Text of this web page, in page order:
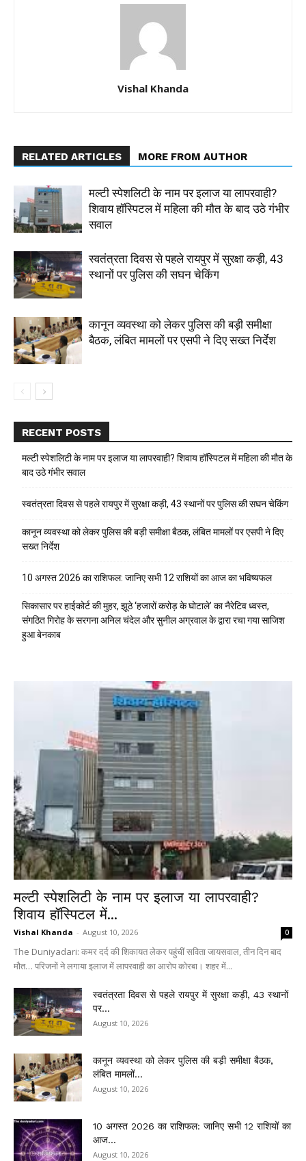
Vishal Khanda
RELATED ARTICLES MORE FROM AUTHOR
मल्टी स्पेशलिटी के नाम पर इलाज या लापरवाही?
शिवाय हॉस्पिटल में महिला की मौत के बाद उठे गंभीर
सवाल
स्वतंत्रता दिवस से पहले रायपुर में सुरक्षा कड़ी, 43
स्थानों पर पुलिस की सघन चेकिंग
कानून व्यवस्था को लेकर पुलिस की बड़ी समीक्षा
बैठक, लंबित मामलों पर एसपी ने दिए सख्त निर्देश
RECENT POSTS
मल्टी स्पेशलिटी के नाम पर इलाज या लापरवाही? शिवाय हॉस्पिटल में महिला की मौत के
बाद उठे गंभीर सवाल
स्वतंत्रता दिवस से पहले रायपुर में सुरक्षा कड़ी, 43 स्थानों पर पुलिस की सघन चेकिंग
कानून व्यवस्था को लेकर पुलिस की बड़ी समीक्षा बैठक, लंबित मामलों पर एसपी ने दिए
सख्त निर्देश
10 अगस्त 2026 का राशिफल: जानिए सभी 12 राशियों का आज का भविष्यफल
सिकासार पर हाईकोर्ट की मुहर, झूठे ‘हजारों करोड़ के घोटाले’ का नैरेटिव ध्वस्त,
संगठित गिरोह के सरगना अनिल चंदेल और सुनील अग्रवाल के द्वारा रचा गया साजिश
हुआ बेनकाब
मल्टी स्पेशलिटी के नाम पर इलाज या लापरवाही?
शिवाय हॉस्पिटल में...
Vishal Khanda - August 10, 2026 0
The Duniyadari: कमर दर्द की शिकायत लेकर पहुंचीं सविता जायसवाल, तीन दिन बाद
मौत… परिजनों ने लगाया इलाज में लापरवाही का आरोप कोरबा। शहर में...
स्वतंत्रता दिवस से पहले रायपुर में सुरक्षा कड़ी, 43 स्थानों
पर...
August 10, 2026
कानून व्यवस्था को लेकर पुलिस की बड़ी समीक्षा बैठक,
लंबित मामलों...
August 10, 2026
10 अगस्त 2026 का राशिफल: जानिए सभी 12 राशियों का
आज...
August 10, 2026